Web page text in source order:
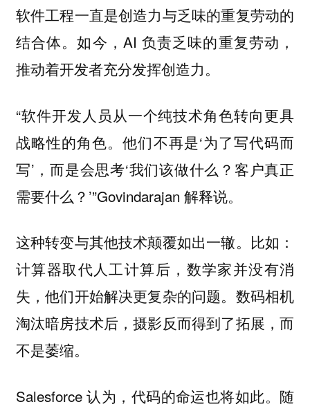
软件工程一直是创造力与乏味的重复劳动的
结合体。如今，AI 负责乏味的重复劳动，
推动着开发者充分发挥创造力。
“软件开发人员从一个纯技术角色转向更具
战略性的角色。他们不再是‘为了写代码而
写’，而是会思考‘我们该做什么？客户真正
需要什么？’”Govindarajan 解释说。
这种转变与其他技术颠覆如出一辙。比如：
计算器取代人工计算后，数学家并没有消
失，他们开始解决更复杂的问题。数码相机
淘汰暗房技术后，摄影反而得到了拓展，而
不是萎缩。
Salesforce 认为，代码的命运也将如此。随